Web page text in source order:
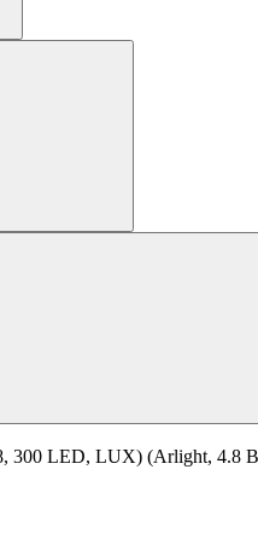
300 LED, LUX) (Arlight, 4.8